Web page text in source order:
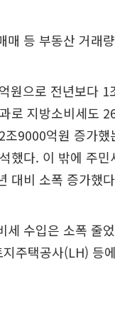
매 등 부동산 거래
원으로 전년보다
로 지방소비세도
9000억원 증가
했다. 이 밖에 주민
대비 소폭 증가했
세 수입은 소폭 줄
주택공사(LH) 등